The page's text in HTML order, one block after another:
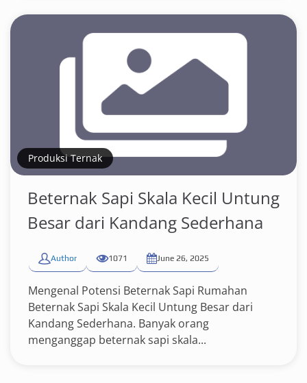
Produksi Ternak
Beternak Sapi Skala Kecil Untung
Besar dari Kandang Sederhana
Author 1071 June 26, 2025
Mengenal Potensi Beternak Sapi Rumahan
Beternak Sapi Skala Kecil Untung Besar dari
Kandang Sederhana. Banyak orang
menganggap beternak sapi skala...